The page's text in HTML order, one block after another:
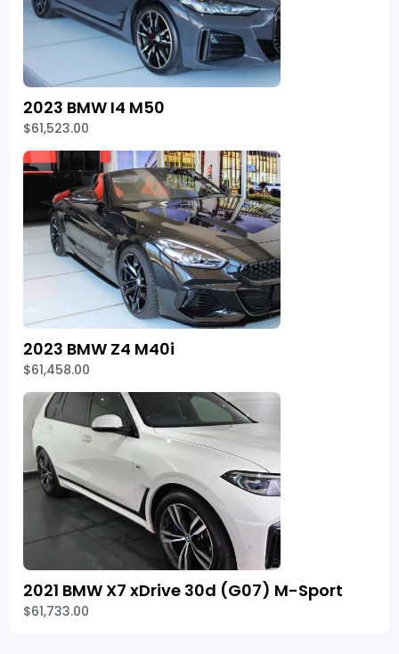
2023 BMW I4 M50
$61,523.00
2023 BMW Z4 M40i
$61,458.00
2021 BMW X7 xDrive 30d (G07) M-Sport
$61,733.00